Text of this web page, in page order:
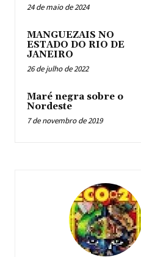
24 de maio de 2024
MANGUEZAIS NO
ESTADO DO RIO DE
JANEIRO
26 de julho de 2022
Maré negra sobre o
Nordeste
7 de novembro de 2019